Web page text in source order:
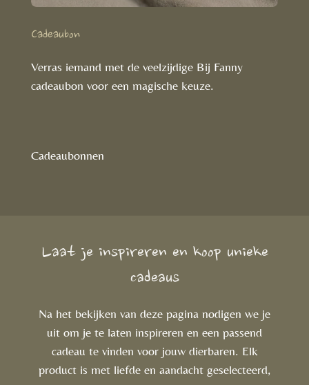
Cadeaubon
Verras iemand met de veelzijdige Bij Fanny
cadeaubon voor een magische keuze.
Cadeaubonnen
Laat je inspireren en koop unieke
cadeaus
Na het bekijken van deze pagina nodigen we je
uit om je te laten inspireren en een passend
cadeau te vinden voor jouw dierbaren. Elk
product is met liefde en aandacht geselecteerd,